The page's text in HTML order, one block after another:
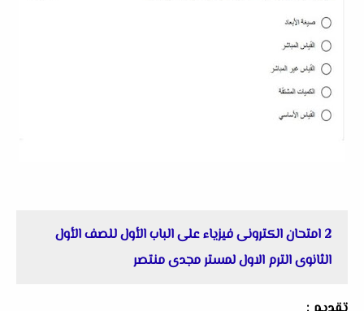
2 امتحان الكترونى فيزياء على الباب الأول للصف الأول
الثانوى الترم الاول لمستر مجدى منتصر